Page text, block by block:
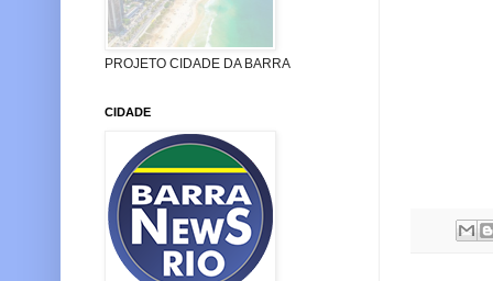
PROJETO CIDADE DA BARRA
CIDADE